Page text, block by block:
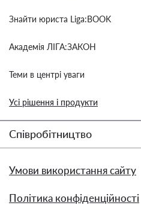
Знайти юриста Liga:BOOK
Академія ЛІГА:ЗАКОН
Теми в центрі уваги
Усі рішення і продукти
Співробітництво
Умови використання сайту
Політика конфіденційності